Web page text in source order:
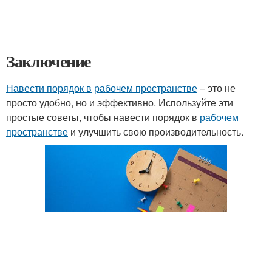
Заключение
Навести порядок в рабочем пространстве– это не
просто удобно, но и эффективно. Используйте эти
простые советы, чтобы навести порядок в рабочем
пространстве и улучшить свою производительность.